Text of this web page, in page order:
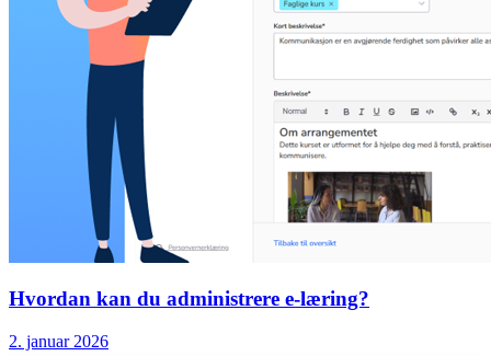
Hvordan kan du administrere e-læring?
2. januar 2026